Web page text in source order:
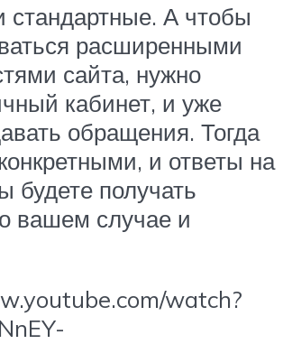
А чтобы
расширенными
сайта, нужно
кабинет, и уже
обращения. Тогда
и ответы на
будете получать
вашем случае и
watch?